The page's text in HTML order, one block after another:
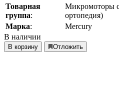
Товарная
группа:
Микромоторы
ортопедия)
Марка:
Mercury
В наличии
В корзину Отложить